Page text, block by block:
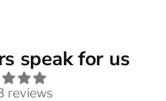
speak for us
reviews